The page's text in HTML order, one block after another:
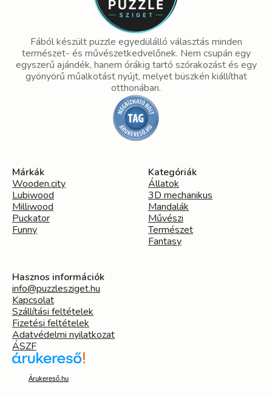
Fából készült puzzle egyedülálló választás minden
természet- és művészetkedvelőnek. Nem csupán egy
egyszerű ajándék, hanem órákig tartó szórakozást és egy
gyönyörű műalkotást nyújt, melyet büszkén kiállíthat
otthonában.
Márkák
Wooden.city
Lubiwood
Milliwood
Puckator
Funny
Kategóriák
Állatok
3D mechanikus
Mandalák
Művészi
Természet
Fantasy
Hasznos információk
info@puzzlesziget.hu
Kapcsolat
Szállítási feltételek
Fizetési feltételek
Adatvédelmi nyilatkozat
ÁSZF
Árukereső.hu